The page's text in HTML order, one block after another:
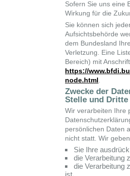
Sofern Sie uns eine
Wirkung für die
Sie können sich
Aufsichtsbehörde
dem Bundesland
Verletzung. Eine
Bereich) mit
https://
node.html .
Zwecke der
Stelle und Dritte
Wir verarbeiten Ihre
persönlichen Daten
nicht statt. Wir
Sie Ihre
die Verarbeitung
die Verarbeitung
ist,